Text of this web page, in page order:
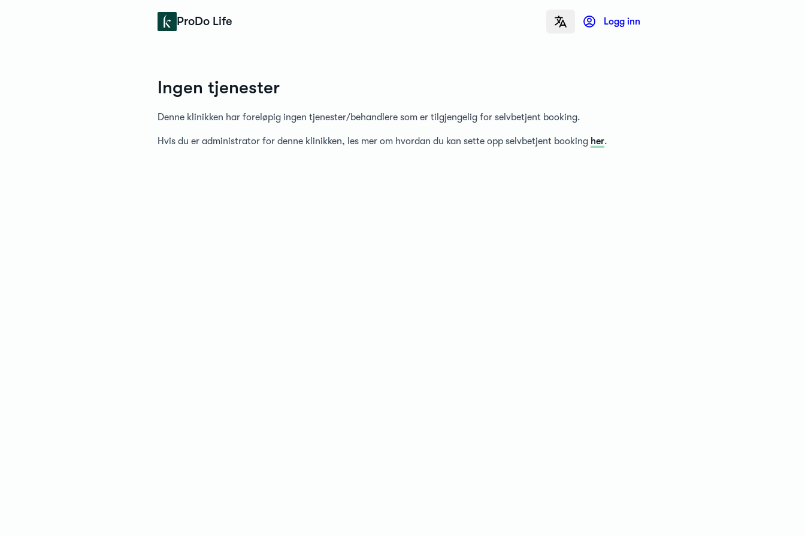
ProDo Life Logg inn
Ingen tjenester
Denne klinikken har foreløpig ingen tjenester/behandlere som er tilgjengelig for selvbetjent booking.
Hvis du er administrator for denne klinikken, les mer om hvordan du kan sette opp selvbetjent booking her.